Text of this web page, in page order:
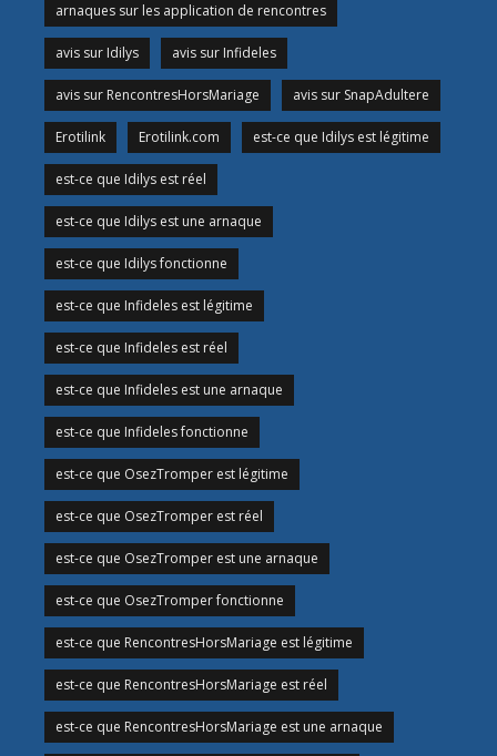
arnaques sur les application de rencontres
avis sur Idilys avis sur Infideles
avis sur RencontresHorsMariage avis sur SnapAdultere
Erotilink Erotilink.com est-ce que Idilys est légitime
est-ce que Idilys est réel
est-ce que Idilys est une arnaque
est-ce que Idilys fonctionne
est-ce que Infideles est légitime
est-ce que Infideles est réel
est-ce que Infideles est une arnaque
est-ce que Infideles fonctionne
est-ce que OsezTromper est légitime
est-ce que OsezTromper est réel
est-ce que OsezTromper est une arnaque
est-ce que OsezTromper fonctionne
est-ce que RencontresHorsMariage est légitime
est-ce que RencontresHorsMariage est réel
est-ce que RencontresHorsMariage est une arnaque